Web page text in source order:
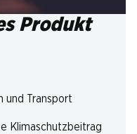
Produkt
und Transport
Klimaschutzbeitrag